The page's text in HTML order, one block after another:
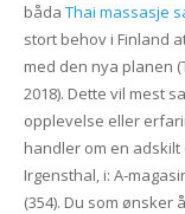
båda Thai massasje
stort behov i Finland
med den nya planen
2018). Dette vil mest
opplevelse eller
handler om en
Irgensthal, i: A-
(354). Du som ønsker